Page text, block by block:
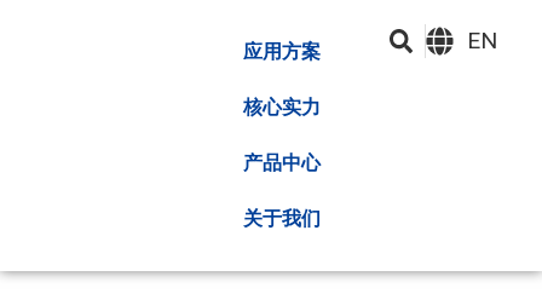
应用方案
核心实力
产品中心
关于我们
EN